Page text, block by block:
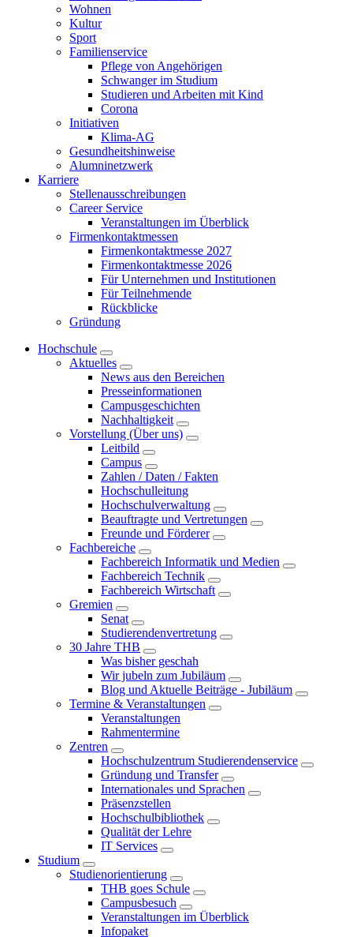
Wohnen
Kultur
Sport
Familienservice
Pflege von Angehörigen
Schwanger im Studium
Studieren und Arbeiten mit Kind
Corona
Initiativen
Klima-AG
Gesundheitshinweise
Alumninetzwerk
Karriere
Stellenausschreibungen
Career Service
Veranstaltungen im Überblick
Firmenkontaktmessen
Firmenkontaktmesse 2027
Firmenkontaktmesse 2026
Für Unternehmen und Institutionen
Für Teilnehmende
Rückblicke
Gründung
Hochschule
Aktuelles
News aus den Bereichen
Presseinformationen
Campusgeschichten
Nachhaltigkeit
Vorstellung (Über uns)
Leitbild
Campus
Zahlen / Daten / Fakten
Hochschulleitung
Hochschulverwaltung
Beauftragte und Vertretungen
Freunde und Förderer
Fachbereiche
Fachbereich Informatik und Medien
Fachbereich Technik
Fachbereich Wirtschaft
Gremien
Senat
Studierendenvertretung
30 Jahre THB
Was bisher geschah
Wir jubeln zum Jubiläum
Blog und Aktuelle Beiträge - Jubiläum
Termine & Veranstaltungen
Veranstaltungen
Rahmentermine
Zentren
Hochschulzentrum Studierendenservice
Gründung und Transfer
Internationales und Sprachen
Präsenzstellen
Hochschulbibliothek
Qualität der Lehre
IT Services
Studium
Studienorientierung
THB goes Schule
Campusbesuch
Veranstaltungen im Überblick
Infopaket